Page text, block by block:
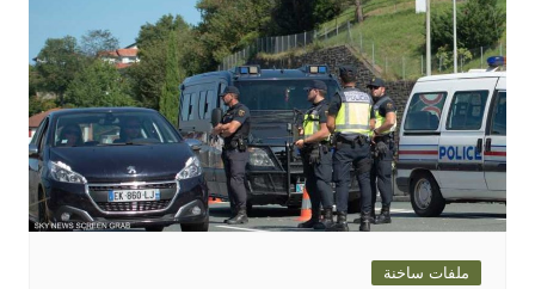
ملفات ساخنة